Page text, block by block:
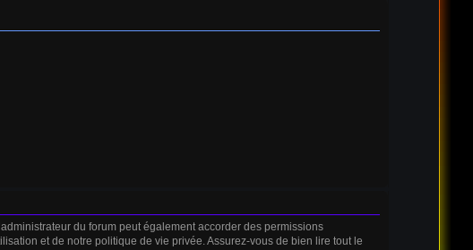
du forum peut également accorder des permissions
et de notre politique de vie privée. Assurez-vous de bien lire tout le